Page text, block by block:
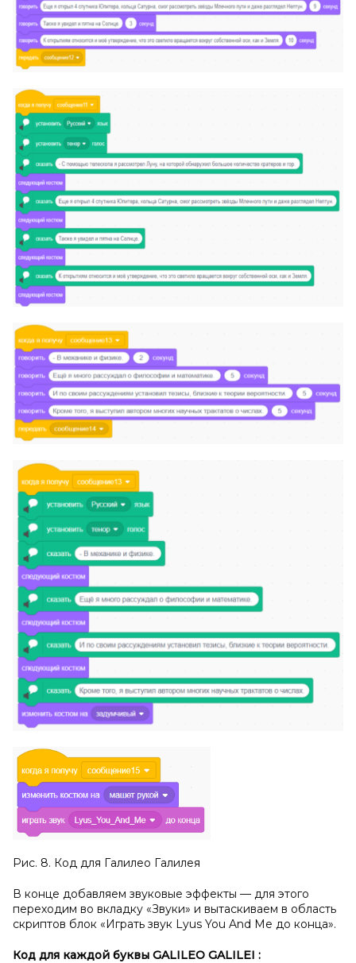
Рис. 8. Код для Галилео Галилея
В конце добавляем звуковые эффекты — для этого
переходим во вкладку «Звуки» и вытаскиваем в область
скриптов блок «Играть звук Lyus You And Me до конца».
Код для каждой буквы GALILEO GALILEI :